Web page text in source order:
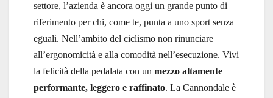
settore, l’azienda è ancora oggi un grande punto di
riferimento per chi, come te, punta a uno sport senza
eguali. Nell’ambito del ciclismo non rinunciare
all’ergonomicità e alla comodità nell’esecuzione. Vivi
la felicità della pedalata con un mezzo altamente
performante, leggero e raffinato. La Cannondale è